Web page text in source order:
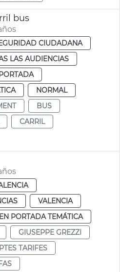
bus
CIUDADANA
LAS AUDIENCIAS
NORMAL
BUS
CARRIL
VALENCIA
EN PORTADA TEMÁTICA
GIUSEPPE GREZZI
TARIFES